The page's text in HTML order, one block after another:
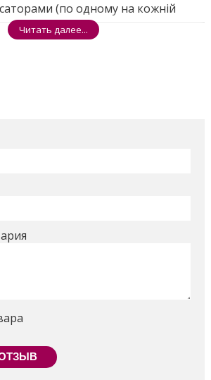
(по одному на кожній
в комплекті
Читать далее...